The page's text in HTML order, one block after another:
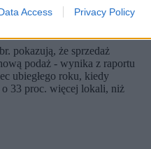
Access Privacy Policy
Mniej
pokazują, że sprzedaż
podaż - wynika z raportu
ubiegłego roku, kiedy
33 proc. więcej lokali, niż